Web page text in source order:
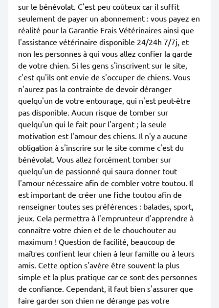
sur le bénévolat. C'est peu coûteux car il suffit
seulement de payer un abonnement : vous payez en
réalité pour la Garantie Frais Vétérinaires ainsi que
l'assistance vétérinaire disponible 24/24h 7/7j, et
non les personnes à qui vous allez confier la garde
de votre chien. Si les gens s'inscrivent sur le site,
c'est qu'ils ont envie de s'occuper de chiens. Vous
n'aurez pas la contrainte de devoir déranger
quelqu'un de votre entourage, qui n'est peut-être
pas disponible. Aucun risque de tomber sur
quelqu'un qui le fait pour l'argent ; la seule
motivation est l'amour des chiens. Il n'y a aucune
obligation à s'inscrire sur le site comme c'est du
bénévolat. Vous allez forcément tomber sur
quelqu'un de passionné qui saura donner tout
l'amour nécessaire afin de combler votre toutou. Il
est important de créer une fiche toutou afin de
renseigner toutes ses préférences : balades, sport,
jeux. Cela permettra à l'emprunteur d'apprendre à
connaître votre chien et de le chouchouter au
maximum ! Question de facilité, beaucoup de
maîtres confient leur chien à leur famille ou à leurs
amis. Cette option s'avère être souvent la plus
simple et la plus pratique car ce sont des personnes
de confiance. Cependant, il faut bien s'assurer que
faire garder son chien ne dérange pas votre